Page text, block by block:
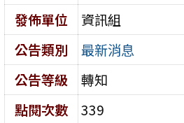
發佈單位
資訊組
公告類別
最新消息
公告等級
轉知
點閱次數
339